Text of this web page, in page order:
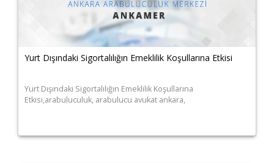
Yurt Dışındaki Sigortalılığın Emeklilik Koşullarına Etkisi
Yurt Dışındaki Sigortalılığın Emeklilik Koşullarına
Etkisi,arabuluculuk, arabulucu avukat ankara,